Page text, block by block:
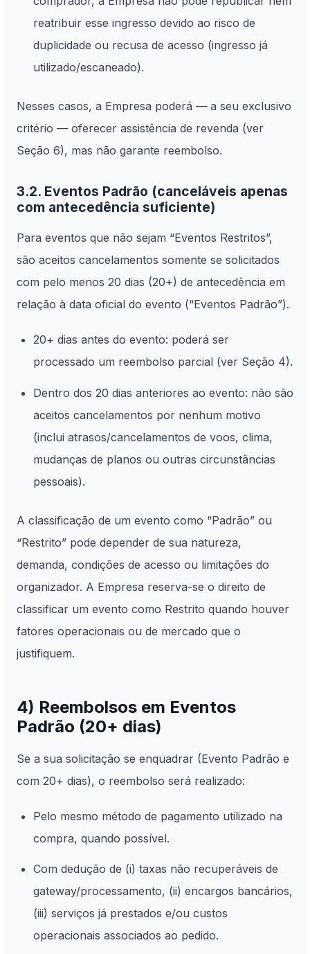
reatribuir esse ingresso devido ao risco de
duplicidade ou recusa de acesso (ingresso já
utilizado/escaneado).
Nesses casos, a Empresa poderá — a seu exclusivo
critério — oferecer assistência de revenda (ver
Seção 6), mas não garante reembolso.
3.2. Eventos Padrão (canceláveis apenas
com antecedência suficiente)
Para eventos que não sejam “Eventos Restritos”,
são aceitos cancelamentos somente se solicitados
com pelo menos 20 dias (20+) de antecedência em
relação à data oficial do evento (“Eventos Padrão”).
20+ dias antes do evento: poderá ser
processado um reembolso parcial (ver Seção 4).
Dentro dos 20 dias anteriores ao evento: não são
aceitos cancelamentos por nenhum motivo
(inclui atrasos/cancelamentos de voos, clima,
mudanças de planos ou outras circunstâncias
pessoais).
A classificação de um evento como “Padrão” ou
“Restrito” pode depender de sua natureza,
demanda, condições de acesso ou limitações do
organizador. A Empresa reserva-se o direito de
classificar um evento como Restrito quando houver
fatores operacionais ou de mercado que o
justifiquem.
4) Reembolsos em Eventos
Padrão (20+ dias)
Se a sua solicitação se enquadrar (Evento Padrão e
com 20+ dias), o reembolso será realizado:
Pelo mesmo método de pagamento utilizado na
compra, quando possível.
Com dedução de (i) taxas não recuperáveis de
gateway/processamento, (ii) encargos bancários,
(iii) serviços já prestados e/ou custos
operacionais associados ao pedido.